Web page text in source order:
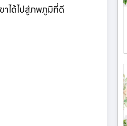
ได้ไปสู่ภพภูมิที่ดี